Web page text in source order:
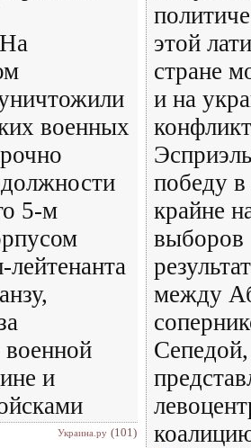
военных
5-м
и
Украина.ру (101)
этой
стране
и на
победу
крайне
выборов
между
Сепедой,